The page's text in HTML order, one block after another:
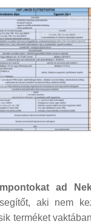
ad
aki nem
terméket